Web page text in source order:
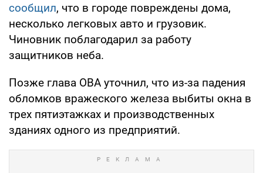
сообщил, что в городе повреждены дома,
несколько легковых авто и грузовик.
Чиновник поблагодарил за работу
защитников неба.
Позже глава ОВА уточнил, что из-за падения
обломков вражеского железа выбиты окна в
трех пятиэтажках и производственных
зданиях одного из предприятий.